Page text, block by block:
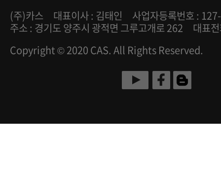
(주)카스
대표이사 : 김태인
사업자등록번호 :
주소 : 경기도 양주시 광적면 그루고개로 262
대표
Copyright © 2020 CAS. All Rights Reserved.